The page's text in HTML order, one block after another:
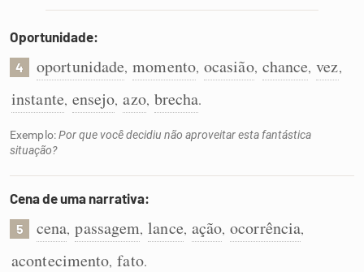
Oportunidade:
4 oportunidade, momento, ocasião, chance, vez,
instante, ensejo, azo, brecha.
Exemplo:Por que você decidiu não aproveitar esta fantástica
situação?
Cena de uma narrativa:
5 cena, passagem, lance, ação, ocorrência,
acontecimento, fato.